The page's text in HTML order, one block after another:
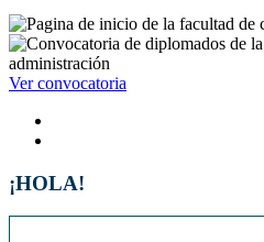
Ver convocatoria
¡HOLA!